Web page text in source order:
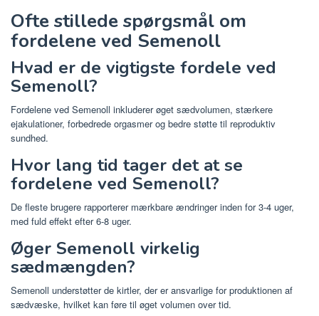
Ofte stillede spørgsmål om
fordelene ved Semenoll
Hvad er de vigtigste fordele ved
Semenoll?
Fordelene ved Semenoll inkluderer øget sædvolumen, stærkere
ejakulationer, forbedrede orgasmer og bedre støtte til reproduktiv
sundhed.
Hvor lang tid tager det at se
fordelene ved Semenoll?
De fleste brugere rapporterer mærkbare ændringer inden for 3-4 uger,
med fuld effekt efter 6-8 uger.
Øger Semenoll virkelig
sædmængden?
Semenoll understøtter de kirtler, der er ansvarlige for produktionen af ​​
sædvæske, hvilket kan føre til øget volumen over tid.